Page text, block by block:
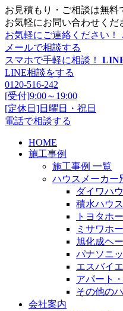
お見積もり・ご相談は無料
お気軽にお問い合わせくだ
お気軽にご連絡ください！
メールで相談する
スマホで手軽に相談！
LINE相談をする
0120-516-242
[受付]9:00～19:00
[定休日]日曜日・祝日
電話で相談する
HOME
施工事例
施工事例 一覧
ハウスメーカー
ダイワハ
積水ハウ
トヨタホ
ミサワホ
旭化成ヘ
パナソニ
エスバイ
アパート
その他の
会社案内